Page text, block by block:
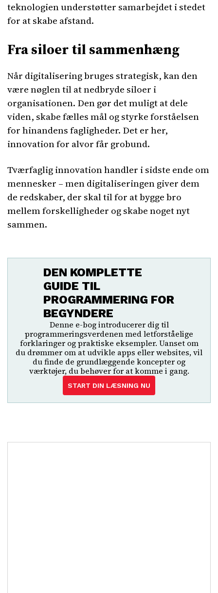
teknologien understøtter samarbejdet i stedet
for at skabe afstand.
Fra siloer til sammenhæng
Når digitalisering bruges strategisk, kan den
være nøglen til at nedbryde siloer i
organisationen. Den gør det muligt at dele
viden, skabe fælles mål og styrke forståelsen
for hinandens fagligheder. Det er her,
innovation for alvor får grobund.
Tværfaglig innovation handler i sidste ende om
mennesker – men digitaliseringen giver dem
de redskaber, der skal til for at bygge bro
mellem forskelligheder og skabe noget nyt
sammen.
DEN KOMPLETTE
GUIDE TIL
PROGRAMMERING FOR
BEGYNDERE
Denne e-bog introducerer dig til
programmeringsverdenen med letforståelige
forklaringer og praktiske eksempler. Uanset om
du drømmer om at udvikle apps eller websites, vil
du finde de grundlæggende koncepter og
værktøjer, du behøver for at komme i gang.
START DIN LÆSNING NU